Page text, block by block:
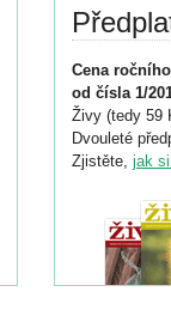
Cena
od čísla 1/
Živy (tedy 59
Dvouleté
Zjistěte, jak